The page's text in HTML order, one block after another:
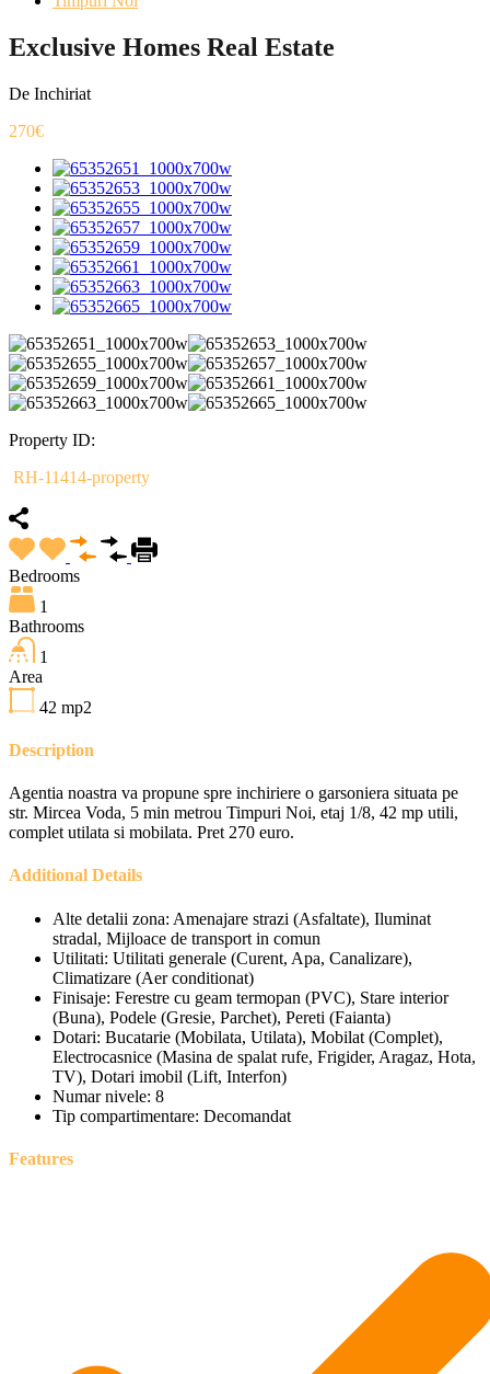
Exclusive Homes Real Estate
De Inchiriat
270€
Property ID:
RH-11414-property
Bedrooms
1
Bathrooms
1
Area
42 mp2
Description
Agentia noastra va propune spre inchiriere o garsoniera situata pe
str. Mircea Voda, 5 min metrou Timpuri Noi, etaj 1/8, 42 mp utili,
complet utilata si mobilata. Pret 270 euro.
Additional Details
Alte detalii zona: Amenajare strazi (Asfaltate), Iluminat
stradal, Mijloace de transport in comun
Utilitati: Utilitati generale (Curent, Apa, Canalizare),
Climatizare (Aer conditionat)
Finisaje: Ferestre cu geam termopan (PVC), Stare interior
(Buna), Podele (Gresie, Parchet), Pereti (Faianta)
Dotari: Bucatarie (Mobilata, Utilata), Mobilat (Complet),
Electrocasnice (Masina de spalat rufe, Frigider, Aragaz, Hota,
TV), Dotari imobil (Lift, Interfon)
Numar nivele: 8
Tip compartimentare: Decomandat
Features